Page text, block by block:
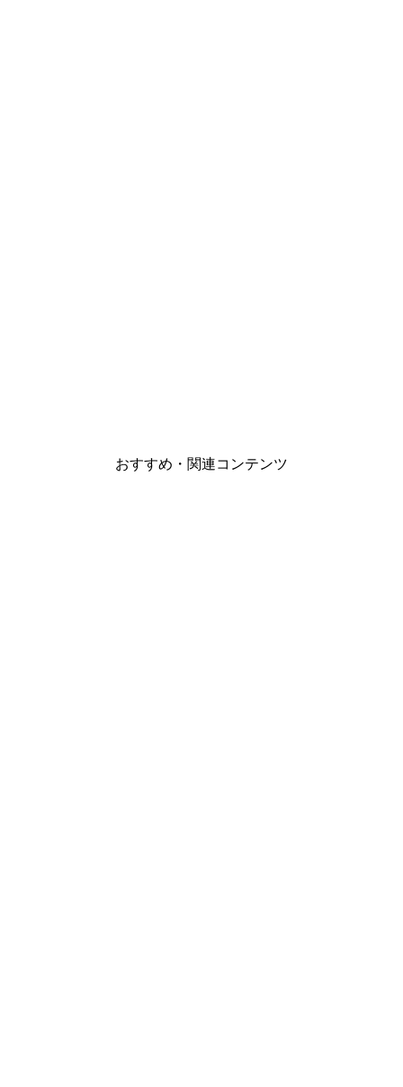
おすすめ・関連コンテンツ